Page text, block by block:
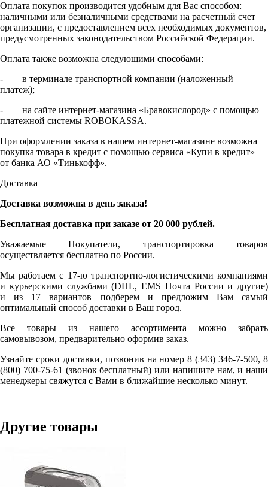
Оплата покупок производится удобным для Вас способом:
наличными или безналичными средствами на расчетный счет
организации, с предоставлением всех необходимых документов,
предусмотренных законодательством Российской Федерации.
Оплата также возможна следующими способами:
- в терминале транспортной компании (наложенный
платеж);
- на сайте интернет-магазина «Бравокислород» с помощью
платежной системы ROBOKASSA.
При оформлении заказа в нашем интернет-магазине возможна
покупка товара в кредит с помощью сервиса «Купи в кредит»
от банка АО «Тинькофф».
Доставка
Доставка возможна в день заказа!
Бесплатная доставка при заказе от 20 000 рублей.
Уважаемые Покупатели, транспортировка товаров
осуществляется бесплатно по России.
Мы работаем с 17-ю транспортно-логистическими компаниями
и курьерскими службами (DHL, EMS Почта России и другие)
и из 17 вариантов подберем и предложим Вам самый
оптимальный способ доставки в Ваш город.
Все товары из нашего ассортимента можно забрать
самовывозом, предварительно оформив заказ.
Узнайте сроки доставки, позвонив на номер 8 (343) 346-7-500, 8
(800) 700-75-61 (звонок бесплатный) или напишите нам, и наши
менеджеры свяжутся с Вами в ближайшие несколько минут.
Другие товары